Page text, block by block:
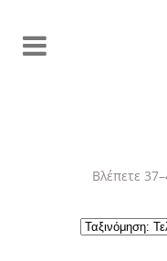
Βλέπετε